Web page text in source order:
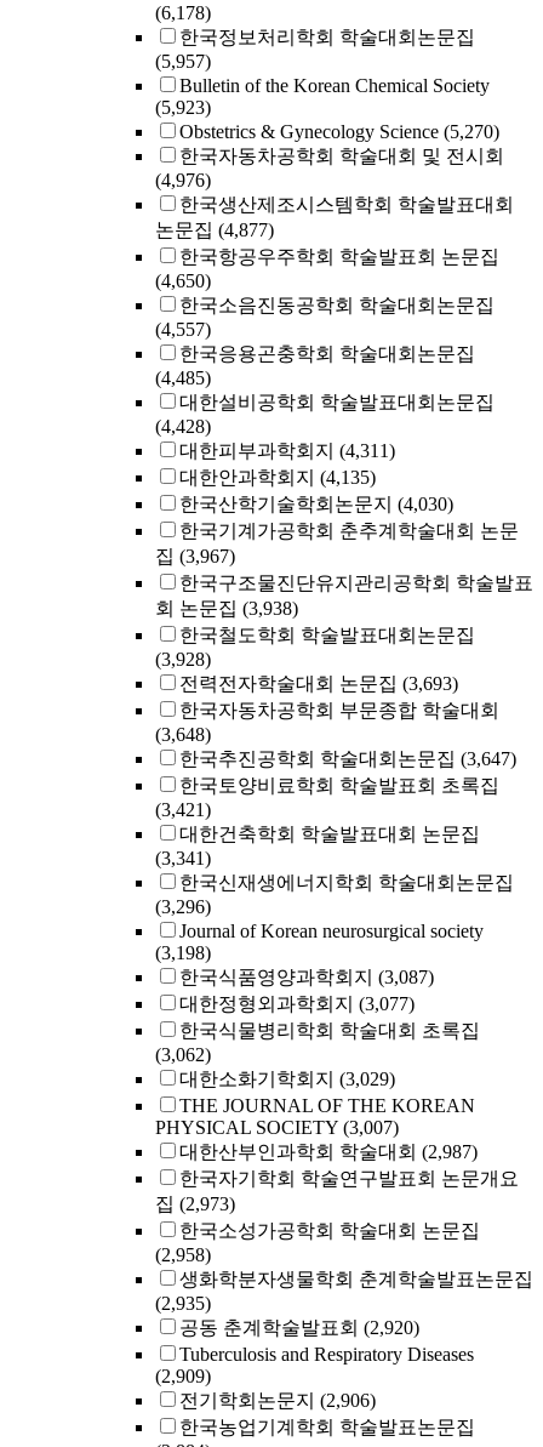
(6,178)
한국정보처리학회 학술대회논문집
(5,957)
Bulletin of the Korean Chemical Society
(5,923)
Obstetrics & Gynecology Science (5,270)
한국자동차공학회 학술대회 및 전시회
(4,976)
한국생산제조시스템학회 학술발표대회
논문집 (4,877)
한국항공우주학회 학술발표회 논문집
(4,650)
한국소음진동공학회 학술대회논문집
(4,557)
한국응용곤충학회 학술대회논문집
(4,485)
대한설비공학회 학술발표대회논문집
(4,428)
대한피부과학회지 (4,311)
대한안과학회지 (4,135)
한국산학기술학회논문지 (4,030)
한국기계가공학회 춘추계학술대회 논문
집 (3,967)
한국구조물진단유지관리공학회 학술발표
회 논문집 (3,938)
한국철도학회 학술발표대회논문집
(3,928)
전력전자학술대회 논문집 (3,693)
한국자동차공학회 부문종합 학술대회
(3,648)
한국추진공학회 학술대회논문집 (3,647)
한국토양비료학회 학술발표회 초록집
(3,421)
대한건축학회 학술발표대회 논문집
(3,341)
한국신재생에너지학회 학술대회논문집
(3,296)
Journal of Korean neurosurgical society
(3,198)
한국식품영양과학회지 (3,087)
대한정형외과학회지 (3,077)
한국식물병리학회 학술대회 초록집
(3,062)
대한소화기학회지 (3,029)
THE JOURNAL OF THE KOREAN
PHYSICAL SOCIETY (3,007)
대한산부인과학회 학술대회 (2,987)
한국자기학회 학술연구발표회 논문개요
집 (2,973)
한국소성가공학회 학술대회 논문집
(2,958)
생화학분자생물학회 춘계학술발표논문집
(2,935)
공동 춘계학술발표회 (2,920)
Tuberculosis and Respiratory Diseases
(2,909)
전기학회논문지 (2,906)
한국농업기계학회 학술발표논문집